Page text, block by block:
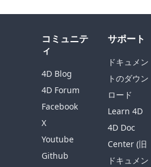
コミュニテ
ィ
4D Blog
4D Forum
Facebook
X
Youtube
Github
サポート
ドキュメン
トのダウン
ロード
Learn 4D
4D Doc
Center (旧
ドキュメン